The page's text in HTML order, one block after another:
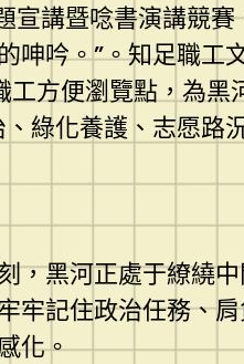
暨唸書演講競賽
呻吟。”。知足職
方便瀏覽點，為
綠化養護、志愿
河正處于繚繞中
牢記住政治任務、
化。